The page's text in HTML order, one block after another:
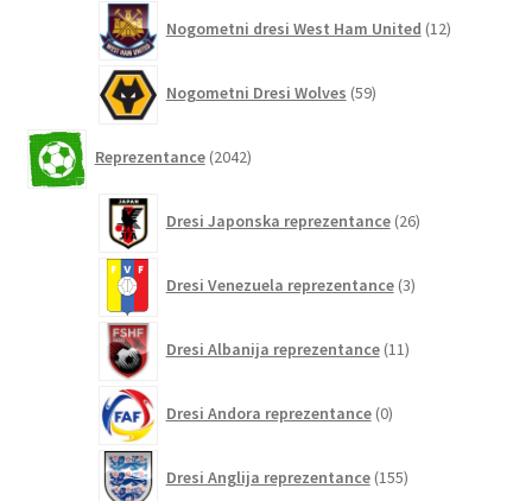
Nogometni dresi West Ham United 12izdelkov
Nogometni Dresi Wolves 59izdelkov
Reprezentance 2042izdelkov
Dresi Japonska reprezentance 26izdelkov
Dresi Venezuela reprezentance 3izdelki
Dresi Albanija reprezentance 11izdelkov
Dresi Andora reprezentance 0izdelkov
Dresi Anglija reprezentance 155izdelkov